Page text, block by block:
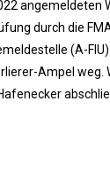
angemeldeten
durch die
(A-
Ampel weg.